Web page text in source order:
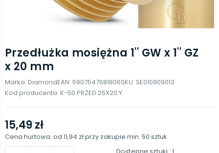
Przedłużka mosiężna 1'' GW x 1'' GZ
x 20 mm
Marka: DiamondEAN: 5907547681806SKU: SE010909013
Kod producenta: K-50.PRZED.25X20.Y.
15,49 zł
Cena hurtowa: od 11,94 złprzy zakupie min. 50 sztuk